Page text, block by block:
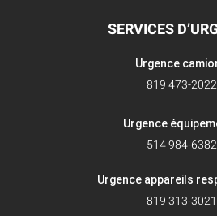
SERVICES
Urgence
819 473-2022
Urgence
514 984-6382
Urgence appareils
819 313-3021